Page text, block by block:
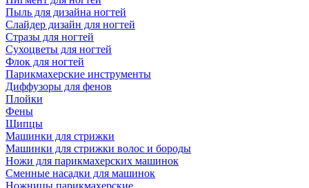
Пыль для дизайна ногтей
Слайдер дизайн для ногтей
Стразы для ногтей
Сухоцветы для ногтей
Флок для ногтей
Парикмахерские инструменты
Диффузоры для фенов
Плойки
Фены
Щипцы
Машинки для стрижки
Машинки для стрижки волос и бороды
Ножи для парикмахерских машинок
Сменные насадки для машинок
Ножницы парикмахерские